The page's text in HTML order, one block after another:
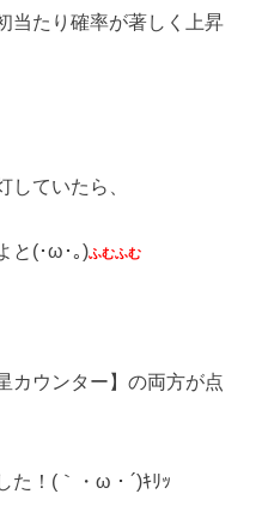
当たり確率が著しく上昇
していたら、
と(･ω･｡)ふむふむ
カウンター】の両方が点
た！(｀・ω・´)ｷﾘｯ